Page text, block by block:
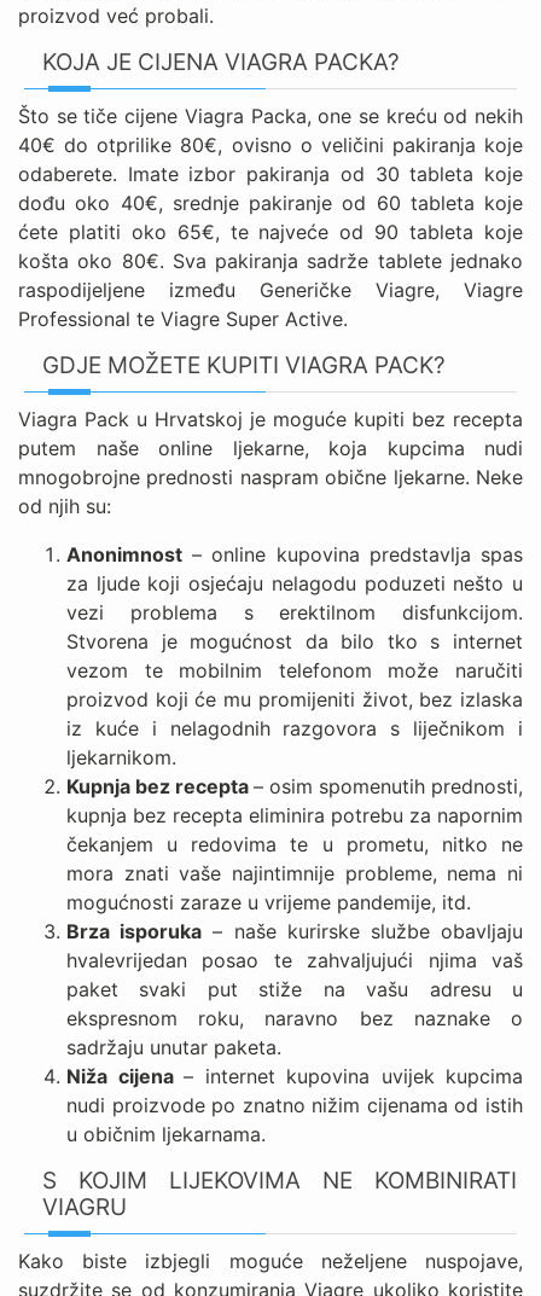
proizvod već probali.
KOJA JE CIJENA VIAGRA PACKA?
Što se tiče cijene Viagra Packa, one se kreću od nekih
40€ do otprilike 80€, ovisno o veličini pakiranja koje
odaberete. Imate izbor pakiranja od 30 tableta koje
dođu oko 40€, srednje pakiranje od 60 tableta koje
ćete platiti oko 65€, te najveće od 90 tableta koje
košta oko 80€. Sva pakiranja sadrže tablete jednako
raspodijeljene između Generičke Viagre, Viagre
Professional te Viagre Super Active.
GDJE MOŽETE KUPITI VIAGRA PACK?
Viagra Pack u Hrvatskoj je moguće kupiti bez recepta
putem naše online ljekarne, koja kupcima nudi
mnogobrojne prednosti naspram obične ljekarne. Neke
od njih su:
Anonimnost – online kupovina predstavlja spas
za ljude koji osjećaju nelagodu poduzeti nešto u
vezi problema s erektilnom disfunkcijom.
Stvorena je mogućnost da bilo tko s internet
vezom te mobilnim telefonom može naručiti
proizvod koji će mu promijeniti život, bez izlaska
iz kuće i nelagodnih razgovora s liječnikom i
ljekarnikom.
Kupnja bez recepta – osim spomenutih prednosti,
kupnja bez recepta eliminira potrebu za napornim
čekanjem u redovima te u prometu, nitko ne
mora znati vaše najintimnije probleme, nema ni
mogućnosti zaraze u vrijeme pandemije, itd.
Brza isporuka – naše kurirske službe obavljaju
hvalevrijedan posao te zahvaljujući njima vaš
paket svaki put stiže na vašu adresu u
ekspresnom roku, naravno bez naznake o
sadržaju unutar paketa.
Niža cijena – internet kupovina uvijek kupcima
nudi proizvode po znatno nižim cijenama od istih
u običnim ljekarnama.
S KOJIM LIJEKOVIMA NE KOMBINIRATI
VIAGRU
Kako biste izbjegli moguće neželjene nuspojave,
suzdržite se od konzumiranja Viagre ukoliko koristite